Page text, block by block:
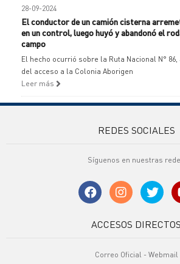
28-09-2024
El conductor de un camión cisterna
en un control, luego huyó y abandonó el
campo
El hecho ocurrió sobre la Ruta Nacional N°
del acceso a la Colonia Aborigen
Leer más
REDES SOCIALES
Síguenos en nuestras
ACCESOS DIRECTOS
Correo Oficial - Webmail